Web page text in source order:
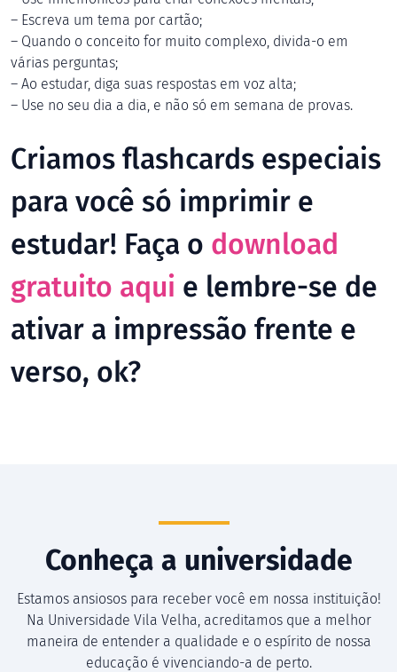
– Escreva um tema por cartão;
– Quando o conceito for muito complexo, divida-o em
várias perguntas;
– Ao estudar, diga suas respostas em voz alta;
– Use no seu dia a dia, e não só em semana de provas.
Criamos flashcards especiais
para você só imprimir e
estudar! Faça o download
gratuito aqui e lembre-se de
ativar a impressão frente e
verso, ok?
Conheça a universidade
Estamos ansiosos para receber você em nossa instituição!
Na Universidade Vila Velha, acreditamos que a melhor
maneira de entender a qualidade e o espírito de nossa
educação é vivenciando-a de perto.